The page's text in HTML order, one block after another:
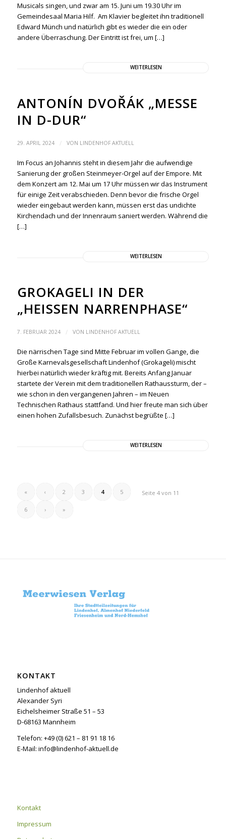
Musicals singen, und zwar am 15. Juni um 19.30 Uhr im
Gemeindesaal Maria Hilf. Am Klavier begleitet ihn traditionell
Edward Münch und natürlich gibt es wieder die ein oder
andere Überraschung. Der Eintritt ist frei, um […]
WEITERLESEN
ANTONÍN DVOŘÁK „MESSE
IN D-DUR“
29. APRIL 2024 / VON LINDENHOF AKTUELL
Im Focus an Johannis steht in diesem Jahr die aufwendige
Sanierung der großen Steinmeyer-Orgel auf der Empore. Mit
dem Konzert am 12. Mai um 17 Uhr müssen wir das Instrument
für einige Zeit verabschieden. Denn bevor die frische Orgel
wieder eingebaut werden kann, müssen erst das undichte
Kirchendach und der Innenraum saniert werden. Während die
[…]
WEITERLESEN
GROKAGELI IN DER
„HEISSEN NARRENPHASE“
7. FEBRUAR 2024 / VON LINDENHOF AKTUELL
Die närrischen Tage sind Mitte Februar im vollen Gange, die
Große Karnevalsgesellschaft Lindenhof (Grokageli) mischt
hierbei natürlich wieder kräftig mit. Bereits Anfang Januar
startete der Verein mit dem traditionellen Rathaussturm, der –
wie schon in den vergangenen Jahren – im Neuen
Technischen Rathaus stattfand. Und hier freute man sich über
einen hohen Zufallsbesuch. Zunächst begrüßte […]
WEITERLESEN
Seite 4 von 11
« ‹ 2 3 4 5
6 › »
KONTAKT
Lindenhof aktuell
Alexander Syri
Eichelsheimer Straße 51 – 53
D-68163 Mannheim
Telefon: +49 (0) 621 – 81 91 18 16
E-Mail: info@lindenhof-aktuell.de
Kontakt
Impressum